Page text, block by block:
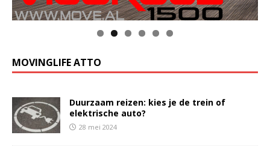
MOVINGLIFE ATTO
Duurzaam reizen: kies je de trein of
elektrische auto?
28 mei 2024